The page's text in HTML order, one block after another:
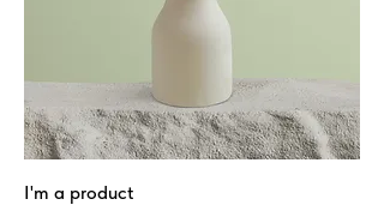
I'm a product